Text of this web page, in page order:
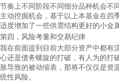
节奏上不同阶段不同细分品种机会不
主动挖掘机会，基于以上本基金在四
适度增加了一些供需结构更好的小金
第四，风险考量和交易纪律
我在前面提到目前大部分资产中都有
心还是债务螺旋的打破，有人为的打
胀导致的被动缩表，那将不仅仅是资
统性风险。